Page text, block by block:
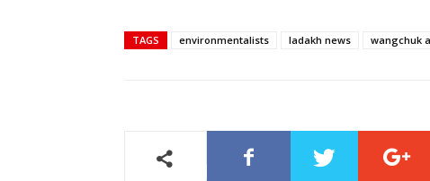
TAGS environmentalists ladakh news wangchuk